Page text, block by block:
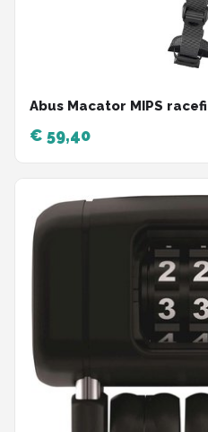
Abus Macator MIPS
€ 59,40